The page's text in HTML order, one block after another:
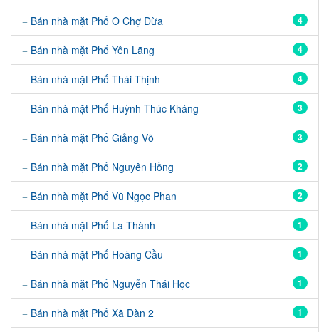
4
Bán nhà mặt Phố Ô Chợ Dừa
4
Bán nhà mặt Phố Yên Lãng
4
Bán nhà mặt Phố Thái Thịnh
3
Bán nhà mặt Phố Huỳnh Thúc Kháng
3
Bán nhà mặt Phố Giảng Võ
2
Bán nhà mặt Phố Nguyên Hồng
2
Bán nhà mặt Phố Vũ Ngọc Phan
1
Bán nhà mặt Phố La Thành
1
Bán nhà mặt Phố Hoàng Cầu
1
Bán nhà mặt Phố Nguyễn Thái Học
1
Bán nhà mặt Phố Xã Đàn 2